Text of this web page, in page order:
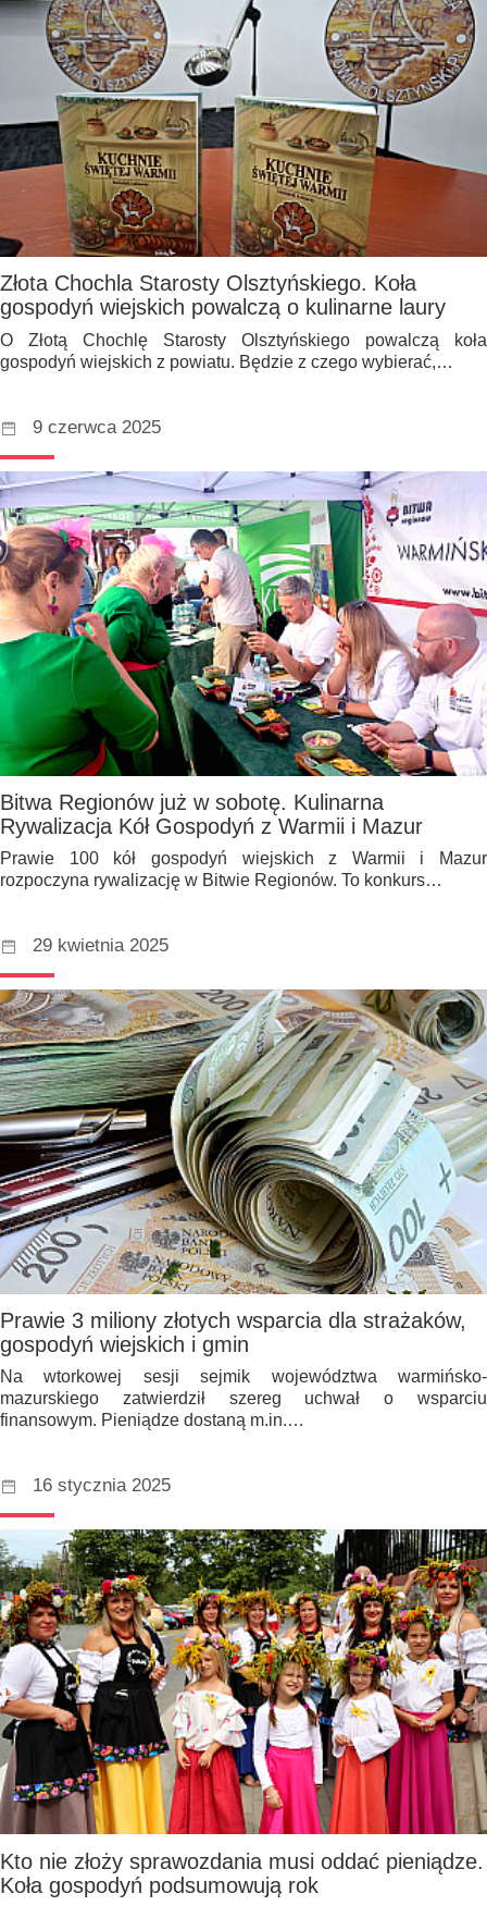
Złota Chochla Starosty Olsztyńskiego. Koła
gospodyń wiejskich powalczą o kulinarne laury
O Złotą Chochlę Starosty Olsztyńskiego powalczą koła
gospodyń wiejskich z powiatu. Będzie z czego wybierać,…
9 czerwca 2025
Bitwa Regionów już w sobotę. Kulinarna
Rywalizacja Kół Gospodyń z Warmii i Mazur
Prawie 100 kół gospodyń wiejskich z Warmii i Mazur
rozpoczyna rywalizację w Bitwie Regionów. To konkurs…
29 kwietnia 2025
Prawie 3 miliony złotych wsparcia dla strażaków,
gospodyń wiejskich i gmin
Na wtorkowej sesji sejmik województwa warmińsko-
mazurskiego zatwierdził szereg uchwał o wsparciu
finansowym. Pieniądze dostaną m.in.…
16 stycznia 2025
Kto nie złoży sprawozdania musi oddać pieniądze.
Koła gospodyń podsumowują rok